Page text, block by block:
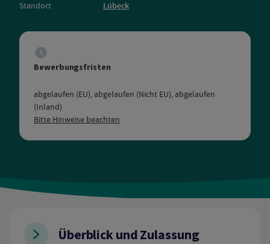
Standort Lübeck
Bewerbungsfristen
abgelaufen (EU), abgelaufen (Nicht EU), abgelaufen
(Inland)
Bitte Hinweise beachten
Überblick und Zulassung